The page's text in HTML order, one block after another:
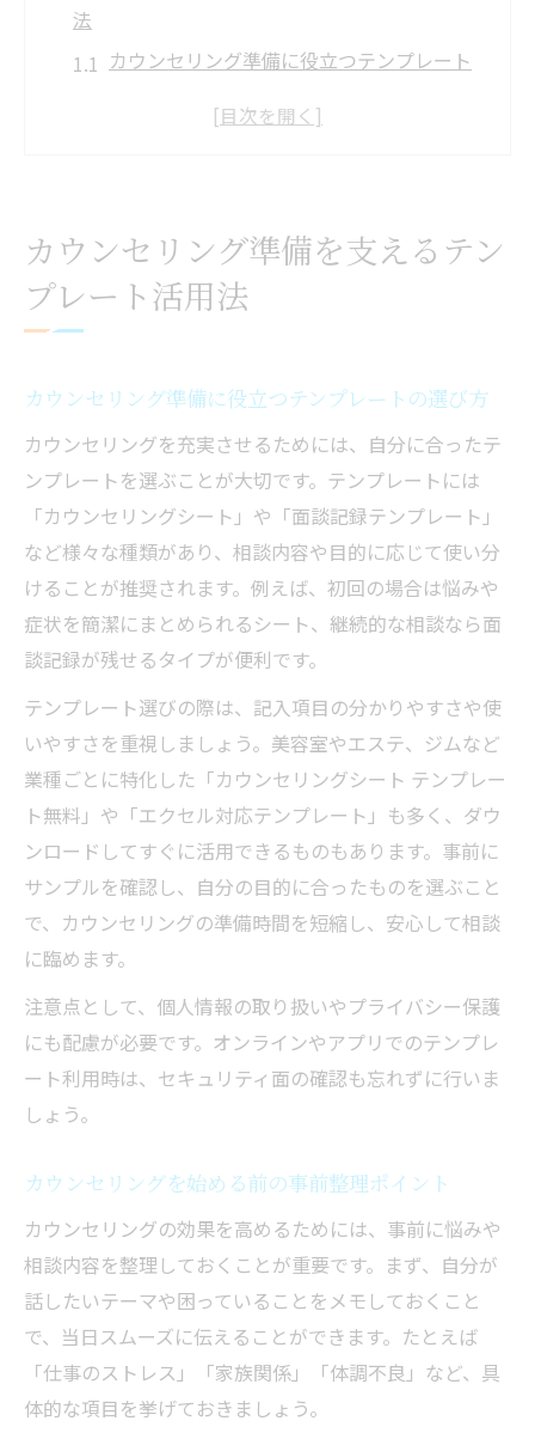
法
カウンセリング準備に役立つテンプレート
カウンセリングシート利用で話しやすさを
向上
悩み整理に役立つカウンセリングシートの魅力
カウンセリングシートで悩みを明確化する
手順
カウンセリングに最適なシート選びの基準
ネイルやエステで使えるカウンセリングシ
ート例
カウンセリングシート活用のメリットと注
意点
無料テンプレートで簡単に悩みを整理する
方法
初回相談で伝えたい想いをテンプレートで明確
に
カウンセリング初回で話す内容を整理する
テンプレートで伝えたいポイントをまとめ
カウンセリングで何を話すか迷う時の対策
ハンドケアや整体問診表も参考にできる工
活用
話しにくい内容も安心のカウンセリング記録術
カウンセリング記録テンプレートで安心感
を得る
話しにくい悩みも記録で整理する方法
カウンセリング面談記録の書き方と注意点
テンプレートを使った非審判的な相談サポ
カウンセリング準備を支えるテン
プレート活用法
カウンセリング準備に役立つテンプレートの選び方
カウンセリングを充実させるためには、自分に合ったテ
ンプレートを選ぶことが大切です。テンプレートには
「カウンセリングシート」や「面談記録テンプレート」
など様々な種類があり、相談内容や目的に応じて使い分
けることが推奨されます。例えば、初回の場合は悩みや
症状を簡潔にまとめられるシート、継続的な相談なら面
談記録が残せるタイプが便利です。
テンプレート選びの際は、記入項目の分かりやすさや使
いやすさを重視しましょう。美容室やエステ、ジムなど
業種ごとに特化した「カウンセリングシート テンプレー
ト無料」や「エクセル対応テンプレート」も多く、ダウ
ンロードしてすぐに活用できるものもあります。事前に
サンプルを確認し、自分の目的に合ったものを選ぶこと
で、カウンセリングの準備時間を短縮し、安心して相談
に臨めます。
注意点として、個人情報の取り扱いやプライバシー保護
にも配慮が必要です。オンラインやアプリでのテンプレ
ート利用時は、セキュリティ面の確認も忘れずに行いま
しょう。
カウンセリングを始める前の事前整理ポイント
カウンセリングの効果を高めるためには、事前に悩みや
相談内容を整理しておくことが重要です。まず、自分が
話したいテーマや困っていることをメモしておくこと
で、当日スムーズに伝えることができます。たとえば
「仕事のストレス」「家族関係」「体調不良」など、具
体的な項目を挙げておきましょう。